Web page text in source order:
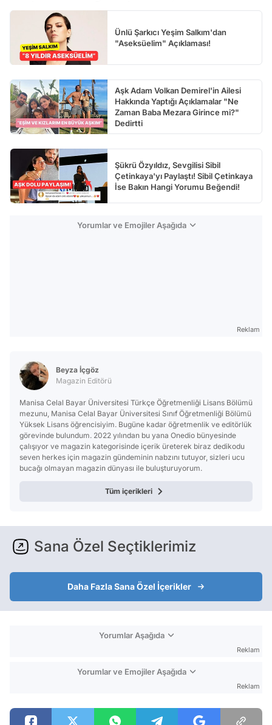
Ünlü Şarkıcı Yeşim Salkım'dan
"Aseksüelim" Açıklaması!
Aşk Adam Volkan Demirel'in Ailesi
Hakkında Yaptığı Açıklamalar "Ne
Zaman Baba Mezara Girince mi?"
Dedirtti
Şükrü Özyıldız, Sevgilisi Sibil
Çetinkaya'yı Paylaştı! Sibil Çetinkaya
İse Bakın Hangi Yorumu Beğendi!
Yorumlar ve Emojiler Aşağıda
Reklam
Beyza İçgöz
Magazin Editörü
Manisa Celal Bayar Üniversitesi Türkçe Öğretmenliği Lisans Bölümü
mezunu, Manisa Celal Bayar Üniversitesi Sınıf Öğretmenliği Bölümü
Yüksek Lisans öğrencisiyim. Bugüne kadar öğretmenlik ve editörlük
görevinde bulundum. 2022 yılından bu yana Onedio bünyesinde
çalışıyor ve magazin kategorisinde içerik üreterek biraz dedikodu
seven herkes için magazin gündeminin nabzını tutuyor, sizleri ucu
bucağı olmayan magazin dünyası ile buluşturuyorum.
Tüm içerikleri
Sana Özel Seçtiklerimiz
Daha Fazla Sana Özel İçerikler
Yorumlar Aşağıda
Reklam
Yorumlar ve Emojiler Aşağıda
Reklam